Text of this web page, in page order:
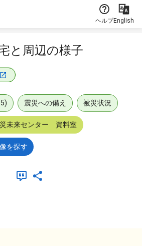
ヘルプEnglish
と周辺の様子
震災への備え 被災状況
未来センター 資料室
を探す